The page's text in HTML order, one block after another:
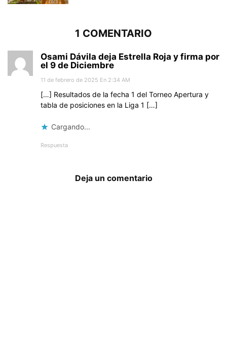
1 COMENTARIO
Osami Dávila deja Estrella Roja y firma por
el 9 de Diciembre
11 de febrero de 2025 En 2:34 AM
[…] Resultados de la fecha 1 del Torneo Apertura y
tabla de posiciones en la Liga 1 […]
Cargando...
Respuesta
Deja un comentario